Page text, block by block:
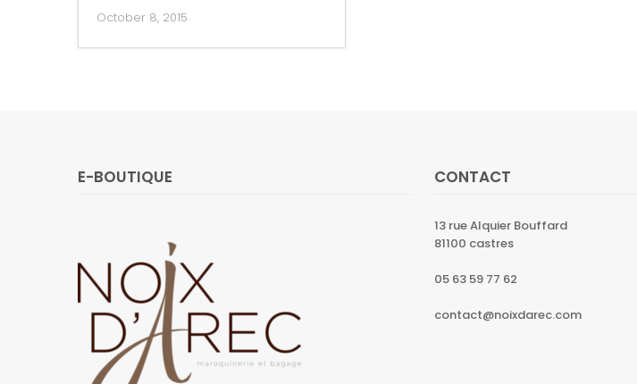
October 8, 2015
E-BOUTIQUE CONTACT
13 rue Alquier Bouffard
81100 castres
05 63 59 77 62
contact@noixdarec.com